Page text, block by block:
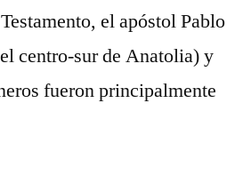
el apóstol Pablo
centro-sur de Anatolia) y
fueron principalmente